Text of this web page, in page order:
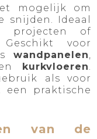
mogelijk om
snijden. Ideaal
projecten of
Geschikt voor
wandpanelen,
kurkvloeren.
als voor
praktische
van de